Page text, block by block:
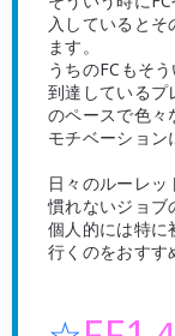
入していると
ます。
うちのFCもそ
到達しているプ
のペースで色々
モチベーション
日々のルーレ
慣れないジョブ
個人的には特に
行くのをおすす